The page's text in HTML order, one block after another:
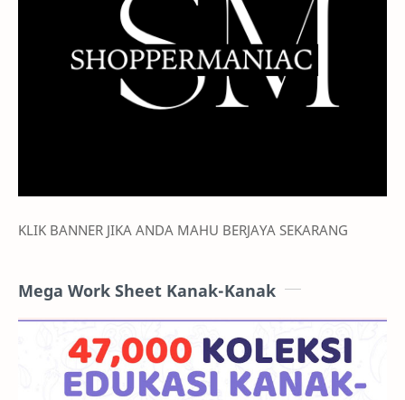
KLIK BANNER JIKA ANDA MAHU BERJAYA SEKARANG
Mega Work Sheet Kanak-Kanak